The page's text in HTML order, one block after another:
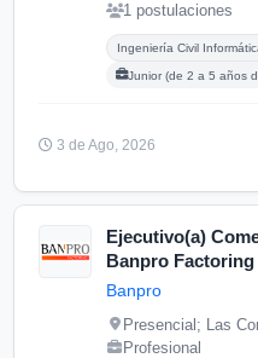
1 postulaciones
Carreras buscadas:
Ingeniería Civil
Posgrados buscados:
Junior (de 2 a 5 años
3 de Ago, 2026
Ejecutivo(a)
Banpro Factoring
Banpro
Presencial; Las
Profesional